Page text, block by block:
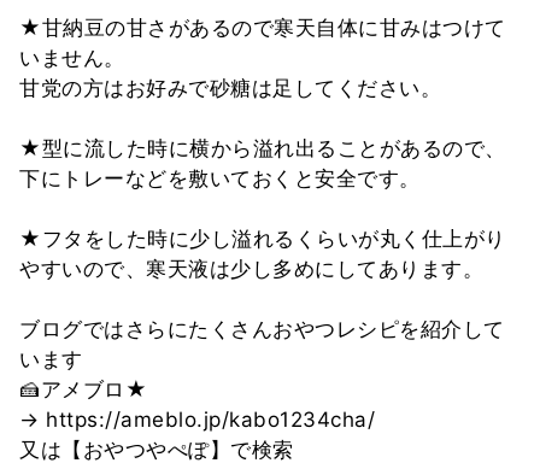
★甘納豆の甘さがあるので寒天自体に甘みはつけて
いません。
甘党の方はお好みで砂糖は足してください。
★型に流した時に横から溢れ出ることがあるので、
下にトレーなどを敷いておくと安全です。
★フタをした時に少し溢れるくらいが丸く仕上がり
やすいので、寒天液は少し多めにしてあります。
ブログではさらにたくさんおやつレシピを紹介して
います
🍰アメブロ★
→ https://ameblo.jp/kabo1234cha/
又は【おやつやぺぽ】で検索